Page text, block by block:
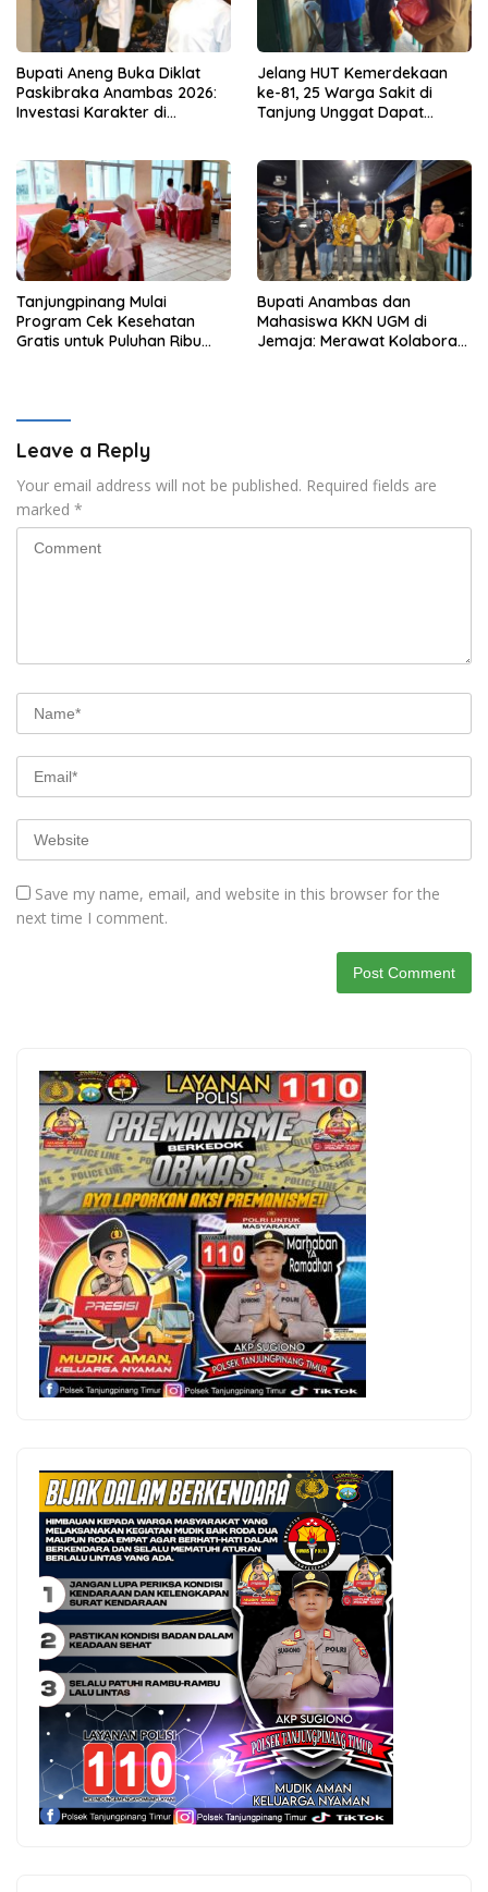
Bupati Aneng Buka Diklat
Paskibraka Anambas 2026:
Investasi Karakter di
Jelang HUT Kemerdekaan
ke-81, 25 Warga Sakit di
Tanjung Unggat Dapat
Tanjungpinang Mulai
Program Cek Kesehatan
Gratis untuk Puluhan Ribu
Bupati Anambas dan
Mahasiswa KKN UGM di
Jemaja: Merawat Kolaborasi
Leave a Reply
Your email address will not be published. Required fields are
marked *
Save my name, email, and website in this browser for the
next time I comment.